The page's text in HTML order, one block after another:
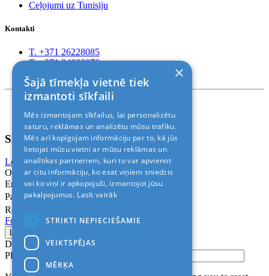
Ceļojumi uz Tunisiju
Kontakti
T. +371 26228085
T. +371 24888878
© 2011-2026> «ALANI SIA»
Sign In
Login with Facebook Login with Google
Or
Email
Password
Remember me
Forgot Password?
Don’t have an account?
Please confirm login email below
×
Šajā tīmekļa vietnē tiek
izmantoti sīkfaili
Mēs izmantojam sīkfailus, lai personalizētu
saturu, reklāmas un analizētu mūsu trafiku.
Mēs arī kopīgojam informāciju par to, kā jūs
lietojat mūsu vietni ar mūsu reklāmas un
analītikas partneriem, kuri to var apvienot
ar citu informāciju, ko esat viņiem sniedzis
vai ko viņi ir apkopojuši, izmantojot jūsu
pakalpojumus. Lasīt vairāk
STRIKTI NEPIECIEŠAMIE
VEIKTSPĒJAS
MĒRĶA